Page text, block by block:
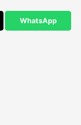
WhatsApp